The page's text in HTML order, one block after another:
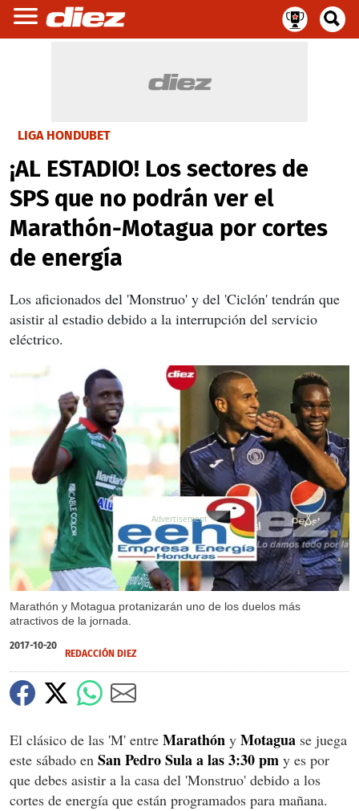
LIGA HONDUBET
¡AL ESTADIO! Los sectores de
SPS que no podrán ver el
Marathón-Motagua por cortes
de energía
Los aficionados del 'Monstruo' y del 'Ciclón' tendrán que
asistir al estadio debido a la interrupción del servicio
eléctrico.
Marathón y Motagua protanizarán uno de los duelos más
atractivos de la jornada.
X
2017-10-20
REDACCIÓN DIEZ
El clásico de las 'M' entre Marathón y Motagua se juega
este sábado en San Pedro Sula a las 3:30 pm y es por
que debes asistir a la casa del 'Monstruo' debido a los
cortes de energía que están programados para mañana.